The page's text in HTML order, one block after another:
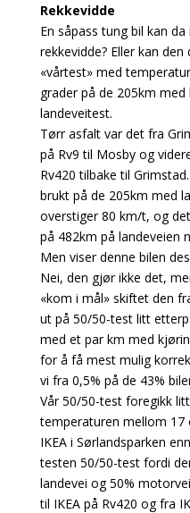
Rekkevidde
En såpass tung bil kan
rekkevidde? Eller kan
«vårtest» med
grader på de 205km
landeveitest.
Tørr asfalt var det fra
på Rv9 til Mosby og
Rv420 tilbake til
brukt på de 205km med
overstiger 80 km/t, og
på 482km på landeveien
Men viser denne bilen
Nei, den gjør ikke det,
«kom i mål» skiftet den
ut på 50/50-test litt
med et par km med
for å få mest mulig
vi fra 0,5% på de 43%
Vår 50/50-test foregikk
temperaturen mellom 17
IKEA i Sørlandsparken
testen 50/50-test fordi
landevei og 50%
til IKEA på Rv420 og fra